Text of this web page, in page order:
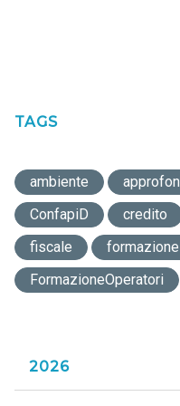
TAGS
ambiente
ConfapiD
credito
fiscale
formazione
FormazioneOperatori
2026